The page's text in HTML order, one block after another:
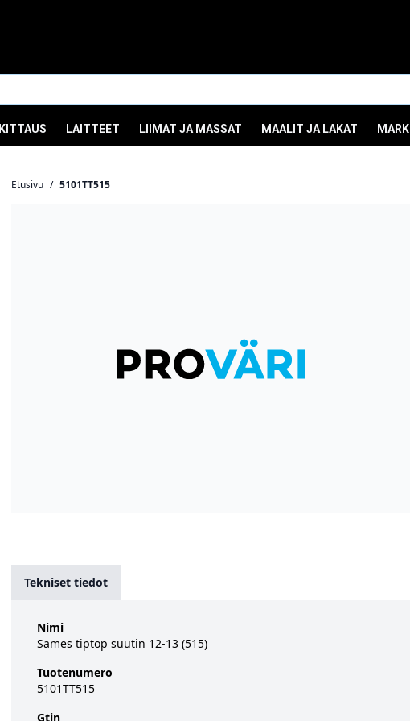
KITTAUS LAITTEET LIIMAT JA MASSAT MAALIT JA LAKAT
Etusivu / 5101TT515
Tekniset tiedot
Nimi
Sames tiptop suutin 12-13 (515)
Tuotenumero
5101TT515
Gtin